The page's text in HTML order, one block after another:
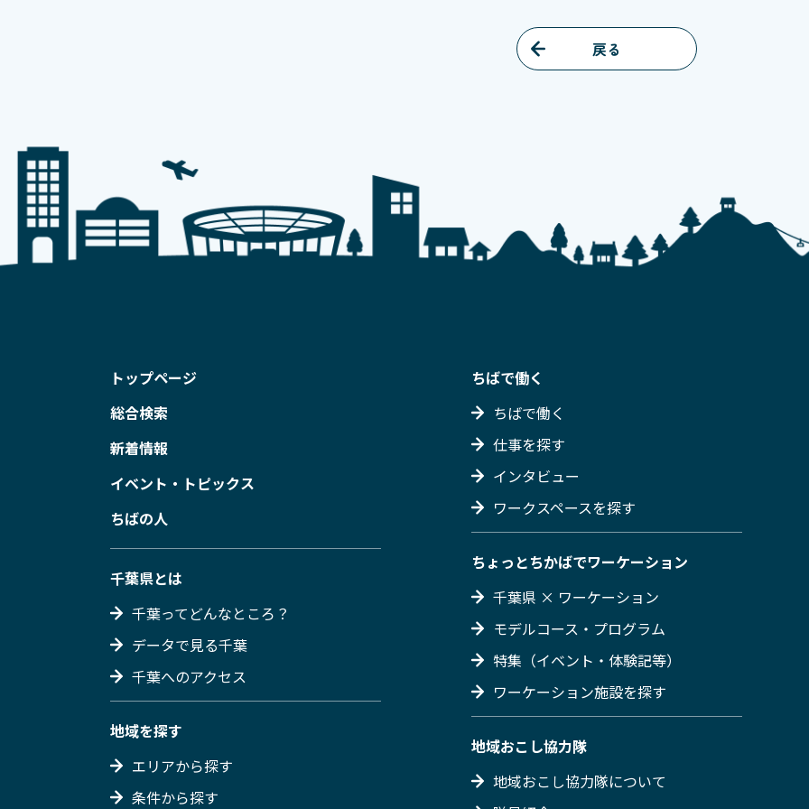
戻る
トップページ
総合検索
新着情報
イベント・トピックス
ちばの人
千葉県とは
千葉ってどんなところ？
データで見る千葉
千葉へのアクセス
地域を探す
エリアから探す
条件から探す
ちばで働く
ちばで働く
仕事を探す
インタビュー
ワークスペースを探す
ちょっとちかばでワーケーション
千葉県 × ワーケーション
モデルコース・プログラム
特集（イベント・体験記等）
ワーケーション施設を探す
地域おこし協力隊
地域おこし協力隊について